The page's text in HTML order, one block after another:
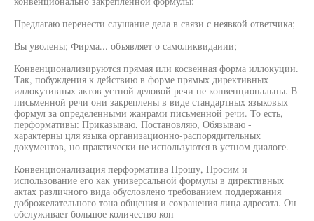
Предлагаю перенести слушание дела в связи с неявкой ответчика;
Вы уволены; Фирма... объявляет о самоликвидаиии;
Конвенционализируются прямая или косвенная форма иллокуции.
Так, побуждения к действию в форме прямых директивных
иллокутивных актов устной деловой речи не конвенциональны. В
письменной речи они закреплены в виде стандартных языковых
формул за определенными жанрами письменной речи. То есть,
перформативы: Приказываю, Постановляю, Обязываю -
характерны цля языка организационно-распорядительных
документов, но практически не используются в устном диалоге.
Конвенционализация перформатива Прошу, Просим и
использование его как универсальной формулы в директивных
актах различного вида обусловлено требованием поддержания
доброжелательного тона общения и сохранения лица адресата. Он
обслуживает большое количество кон-